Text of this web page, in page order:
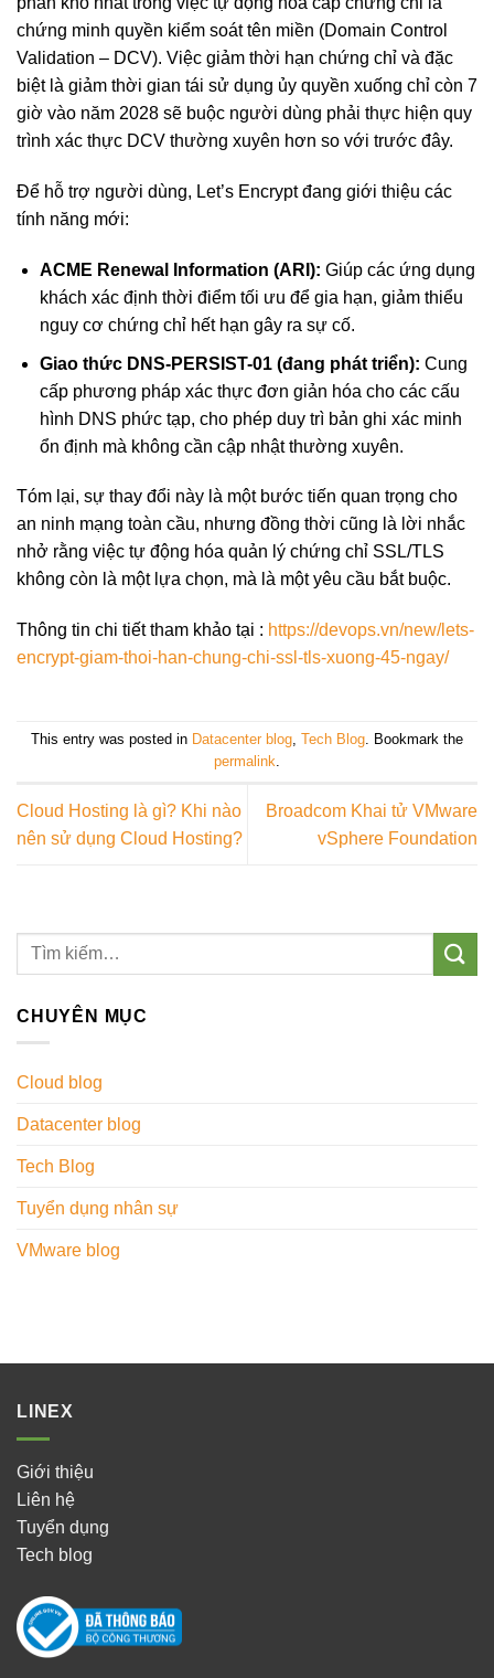
chứng minh quyền kiểm soát tên miền (Domain Control
Validation – DCV). Việc giảm thời hạn chứng chỉ và đặc
biệt là giảm thời gian tái sử dụng ủy quyền xuống chỉ còn 7
giờ vào năm 2028 sẽ buộc người dùng phải thực hiện quy
trình xác thực DCV thường xuyên hơn so với trước đây.
Để hỗ trợ người dùng, Let’s Encrypt đang giới thiệu các
tính năng mới:
ACME Renewal Information (ARI): Giúp các ứng dụng
khách xác định thời điểm tối ưu để gia hạn, giảm thiểu
nguy cơ chứng chỉ hết hạn gây ra sự cố.
Giao thức DNS-PERSIST-01 (đang phát triển): Cung
cấp phương pháp xác thực đơn giản hóa cho các cấu
hình DNS phức tạp, cho phép duy trì bản ghi xác minh
ổn định mà không cần cập nhật thường xuyên.
Tóm lại, sự thay đổi này là một bước tiến quan trọng cho
an ninh mạng toàn cầu, nhưng đồng thời cũng là lời nhắc
nhở rằng việc tự động hóa quản lý chứng chỉ SSL/TLS
không còn là một lựa chọn, mà là một yêu cầu bắt buộc.
Thông tin chi tiết tham khảo tại : https://devops.vn/new/lets-
encrypt-giam-thoi-han-chung-chi-ssl-tls-xuong-45-ngay/
This entry was posted in Datacenter blog, Tech Blog. Bookmark the
permalink.
Cloud Hosting là gì? Khi nào
nên sử dụng Cloud Hosting?
Broadcom Khai tử VMware
vSphere Foundation
CHUYÊN MỤC
Cloud blog
Datacenter blog
Tech Blog
Tuyển dụng nhân sự
VMware blog
LINEX
Giới thiệu
Liên hệ
Tuyển dụng
Tech blog